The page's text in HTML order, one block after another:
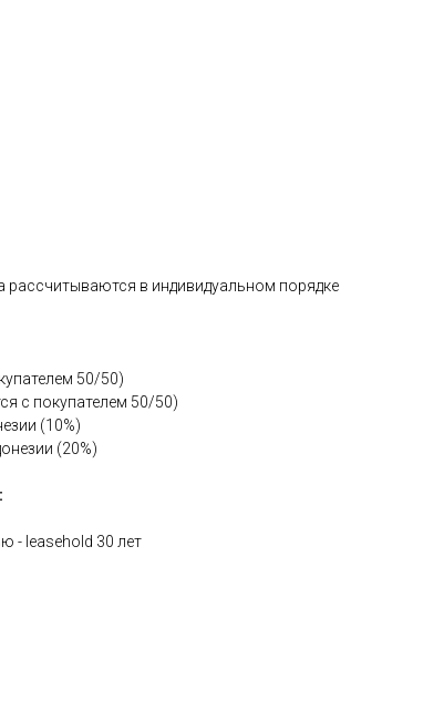
рассчитываются в индивидуальном порядке
50/50)
с покупателем 50/50)
(10%)
(20%)
- leasehold 30 лет